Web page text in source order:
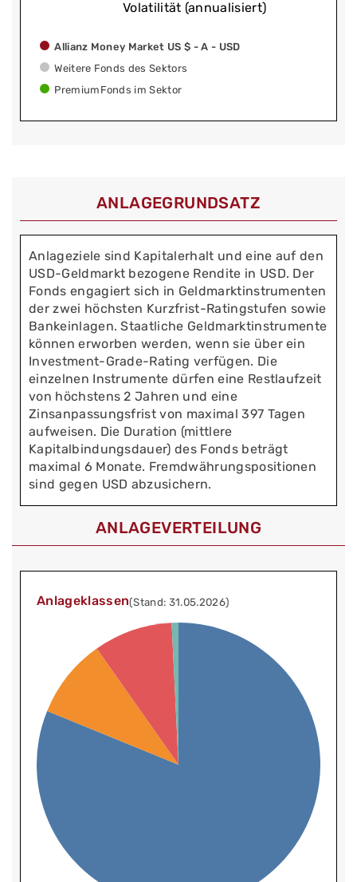
Volatilität (annualisiert)
Allianz Money Market US $ - A - USD
Weitere Fonds des Sektors
PremiumFonds im Sektor
ANLAGEGRUNDSATZ
Anlageziele sind Kapitalerhalt und eine auf den
USD-Geldmarkt bezogene Rendite in USD. Der
Fonds engagiert sich in Geldmarktinstrumenten
der zwei höchsten Kurzfrist-Ratingstufen sowie
Bankeinlagen. Staatliche Geldmarktinstrumente
können erworben werden, wenn sie über ein
Investment-Grade-Rating verfügen. Die
einzelnen Instrumente dürfen eine Restlaufzeit
von höchstens 2 Jahren und eine
Zinsanpassungsfrist von maximal 397 Tagen
aufweisen. Die Duration (mittlere
Kapitalbindungsdauer) des Fonds beträgt
maximal 6 Monate. Fremdwährungspositionen
sind gegen USD abzusichern.
ANLAGEVERTEILUNG
Anlageklassen(Stand: 31.05.2026)